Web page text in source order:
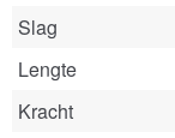
Slag
Lengte
Kracht